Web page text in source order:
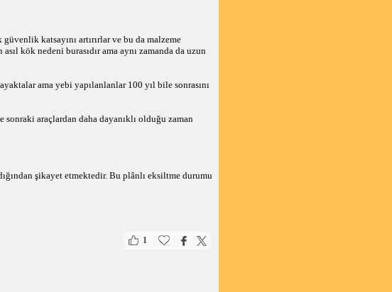
katsayını artırırlar ve bu da malzeme
kök nedeni burasıdır ama aynı zamanda da uzun
ama yebi yapılanlanlar 100 yıl bile sonrasını
araçlardan daha dayanıklı olduğu zaman
şikayet etmektedir. Bu plânlı eksiltme durumu
1